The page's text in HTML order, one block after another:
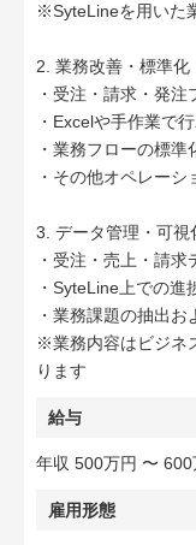
※SyteLineを用いた
2. 業務改善・標準化
・受注・請求・発
・Excelや手作業で
・業務フローの標
・その他オペレーシ
3. データ管理・可視
・受注・売上・請
・SyteLine上での進
・業務課題の抽出お
※業務内容はビジネ
ります
給与
年収 500万円 〜 600
雇用形態